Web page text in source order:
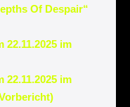
Of Despair“
22.11.2025 im
22.11.2025 im